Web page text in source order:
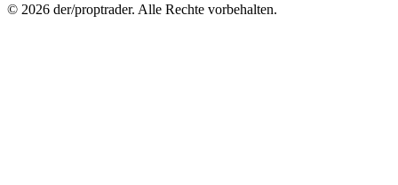
© 2026 der/proptrader. Alle Rechte vorbehalten.